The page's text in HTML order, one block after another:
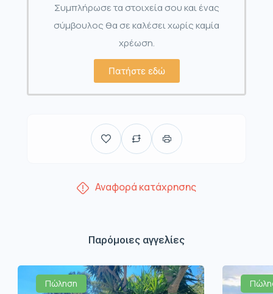
Συμπλήρωσε τα στοιχεία σου και ένας
σύμβουλος θα σε καλέσει χωρίς καμία
χρέωση.
Πατήστε εδώ
Αναφορά κατάχρησης
Παρόμοιες αγγελίες
Πώληση